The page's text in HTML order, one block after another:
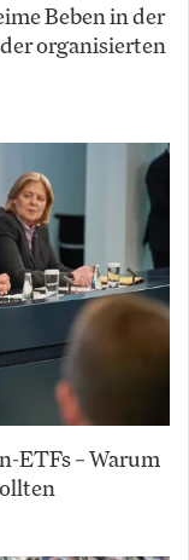
Beben in der
organisierten
ETFs – Warum